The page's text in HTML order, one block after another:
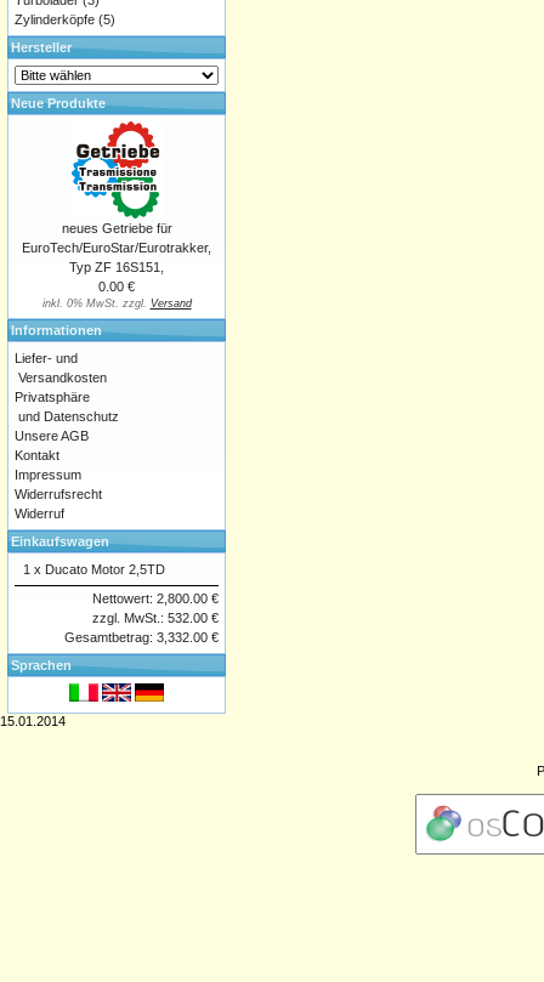
Zylinderköpfe (5)
Hersteller
Neue Produkte
neues Getriebe für
EuroTech/EuroStar/Eurotrakker,
Typ ZF 16S151,
0.00 €
inkl. 0% MwSt. zzgl. Versand
Informationen
Liefer- und
Versandkosten
Privatsphäre
und Datenschutz
Unsere AGB
Kontakt
Impressum
Widerrufsrecht
Widerruf
Einkaufswagen
1 x Ducato Motor 2,5TD
Nettowert: 2,800.00 €
zzgl. MwSt.: 532.00 €
Gesamtbetrag: 3,332.00 €
Sprachen
15.01.2014